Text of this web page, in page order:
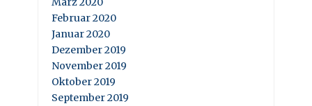
Februar 2020
Januar 2020
Dezember 2019
November 2019
Oktober 2019
September 2019